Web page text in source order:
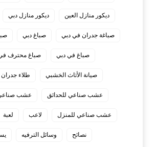
ديكور منازل العين ديكور منازل دبي
صباغة جدران في دبي صباغ دبي
صباغ في دبي صباغ محترف
صيانة الأثاث الخشبي طلاء جدران
عشب صناعي للحدائق عشب
عشب صناعي للمنزل لاعب لعبة
نصائح وسائل الترفيه